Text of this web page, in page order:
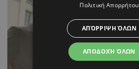
Πολιτική Απορρήτου
ΑΠΟΔΟΧΉ ΌΛΩΝ
ΑΠΌΡΡΙΨΗ ΌΛΩΝ